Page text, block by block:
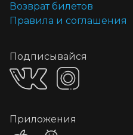
Возврат билетов
Правила и соглашения
Подписывайся
Приложения